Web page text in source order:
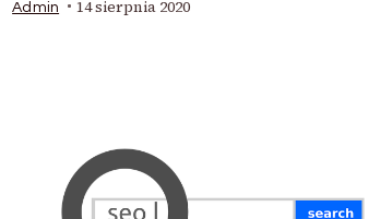
Admin 14 sierpnia 2020